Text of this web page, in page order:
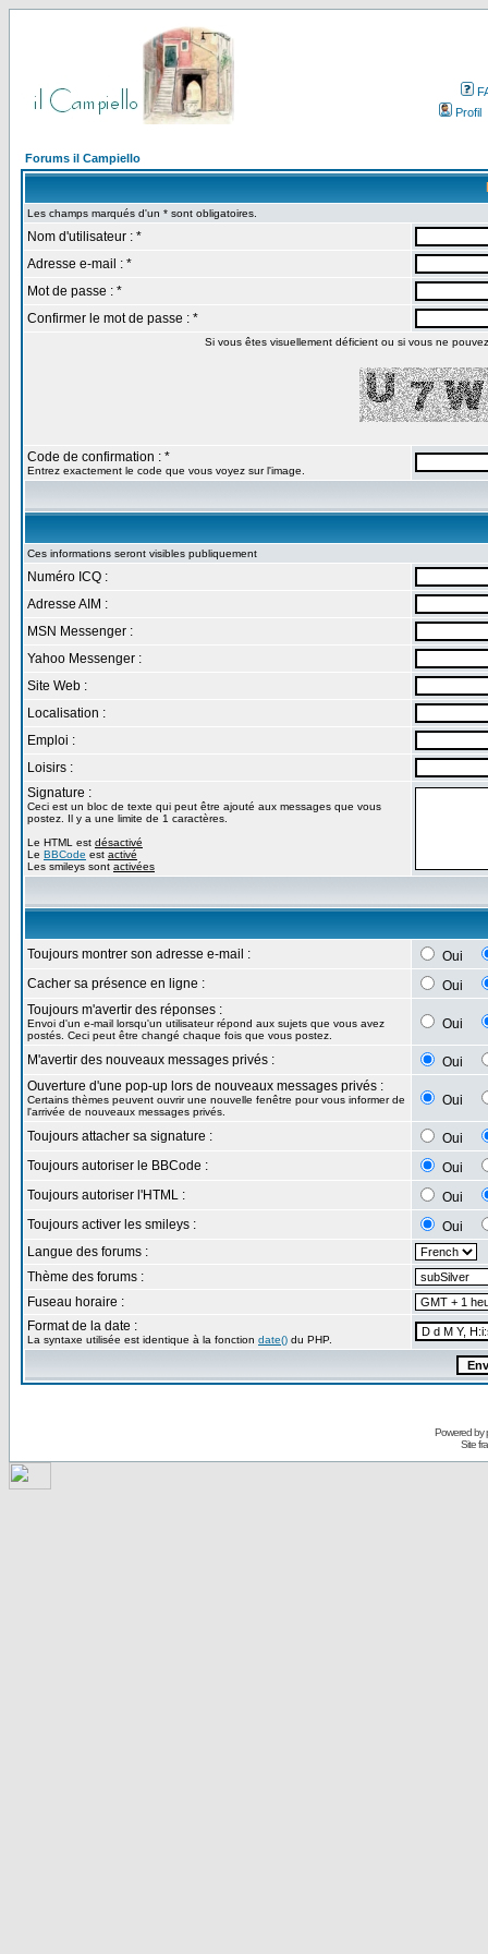
Profil
Forums il Campiello
Les champs marqués d'un * sont obligatoires.
Nom d'utilisateur : *
Adresse e-mail : *
Mot de passe : *
Confirmer le mot de passe : *
Si vous êtes visuellement déficient ou si vous ne
Code de confirmation : *
Entrez exactement le code que vous voyez sur l'image.
Ces informations seront visibles publiquement
Numéro ICQ :
Adresse AIM :
MSN Messenger :
Yahoo Messenger :
Site Web :
Localisation :
Emploi :
Loisirs :
Signature :
Ceci est un bloc de texte qui peut être ajouté aux messages que vous
postez. Il y a une limite de 1 caractères.
Le HTML est désactivé
Le BBCode est activé
Les smileys sont activées
Toujours montrer son adresse e-mail :
Oui
Cacher sa présence en ligne :
Oui
Toujours m'avertir des réponses :
Envoi d'un e-mail lorsqu'un utilisateur répond aux sujets que vous avez
postés. Ceci peut être changé chaque fois que vous postez.
Oui
M'avertir des nouveaux messages privés :
Oui
Ouverture d'une pop-up lors de nouveaux messages privés :
Certains thèmes peuvent ouvrir une nouvelle fenêtre pour vous informer de
l'arrivée de nouveaux messages privés.
Oui
Toujours attacher sa signature :
Oui
Toujours autoriser le BBCode :
Oui
Toujours autoriser l'HTML :
Oui
Toujours activer les smileys :
Oui
Langue des forums :
Thème des forums :
Fuseau horaire :
Format de la date :
La syntaxe utilisée est identique à la fonction date() du PHP.
Powered by
Site